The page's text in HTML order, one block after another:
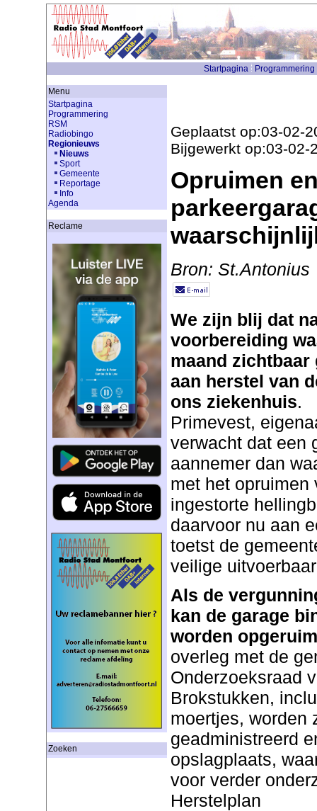
Startpagina Programmering
Menu
Startpagina
Programmering
RSM
Radiobingo
Regionieuws
Nieuws
Sport
Gemeente
Reportage
Info
Agenda
Reclame
Zoeken
Geplaatst op:03-02-
Bijgewerkt op:03-02-
Opruimen
Bron: St.Antonius
We zijn blij dat
voorbereiding
maand zichtbaar
aan herstel van
ons ziekenhuis.
Primevest,
verwacht dat een
aannemer dan
met het opruimen
ingestorte
daarvoor nu aan
toetst de
veilige
Als de
kan de garage
worden
overleg met de
Onderzoeksraad
Brokstukken,
moertjes, worden
geadministreerd
opslagplaats,
voor verder
Herstelplan